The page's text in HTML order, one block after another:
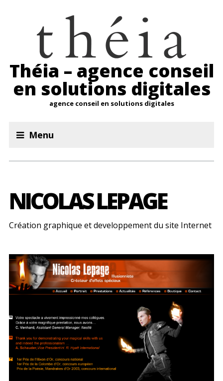
Théia – agence conseil
en solutions digitales
agence conseil en solutions digitales
Menu
NICOLAS LEPAGE
Création graphique et developpement du site Internet